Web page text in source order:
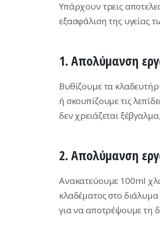
Υπάρχουν τρεις
εξασφάλιση της υγείας
1. Απολύμανση
Βυθίζουμε τα
ή σκουπίζουμε τις
δεν χρειάζεται
2. Απολύμανση
Ανακατεύουμε 100ml
κλαδέματος στο
για να αποτρέψουμε τη